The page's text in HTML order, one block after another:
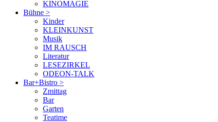
KINOMAGIE
Bühne >
Kinder
KLEINKUNST
Musik
IM RAUSCH
Literatur
LESEZIRKEL
ODEON-TALK
Bar+Bistro >
Zmittag
Bar
Garten
Teatime